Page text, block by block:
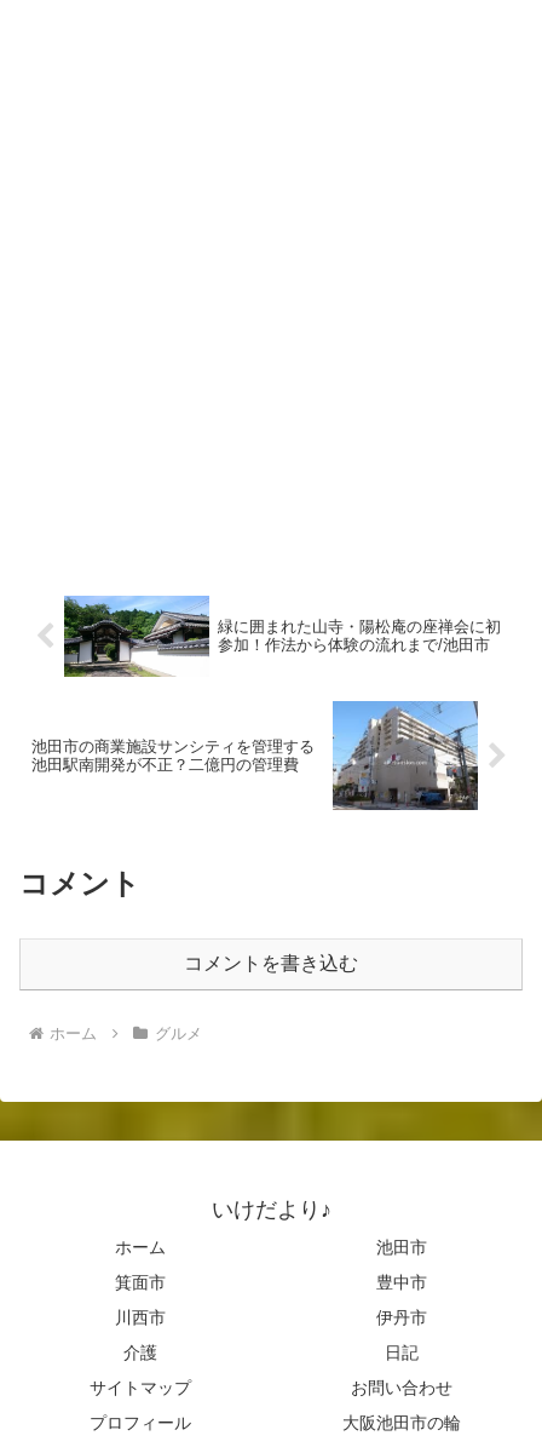
緑に囲まれた山寺・陽松庵の座禅会に初
参加！作法から体験の流れまで/池田市
池田市の商業施設サンシティを管理する
池田駅南開発が不正？二億円の管理費
コメント
コメントを書き込む
ホーム グルメ
いけだより♪
ホーム
池田市
箕面市
豊中市
川西市
伊丹市
介護
日記
サイトマップ
お問い合わせ
プロフィール
大阪池田市の輪